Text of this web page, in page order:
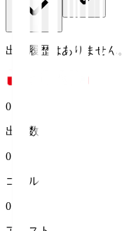
出場履歴はありません。
0
出場数
0
ゴール
0